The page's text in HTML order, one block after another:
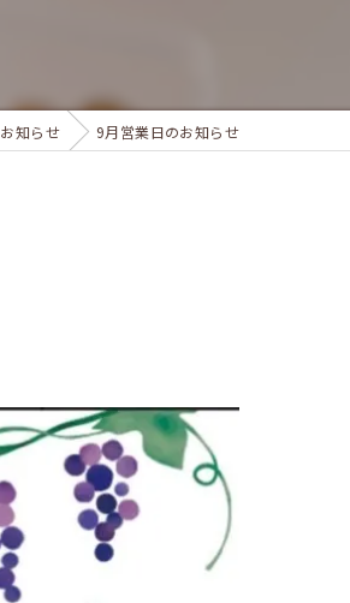
お知らせ 9月営業日のお知らせ